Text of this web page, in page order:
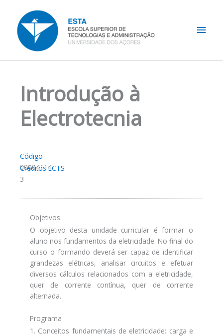
content
Introdução à
Electrotecnia
Código
00004114
Créditos ECTS
3
Objetivos
O objetivo desta unidade curricular é formar o
aluno nos fundamentos da eletricidade. No final do
curso o formando deverá ser capaz de identificar
grandezas elétricas, analisar circuitos e efetuar
diversos cálculos relacionados com a eletricidade,
quer de corrente contínua, quer de corrente
alternada.
Programa
1. Conceitos fundamentais de eletricidade: carga e